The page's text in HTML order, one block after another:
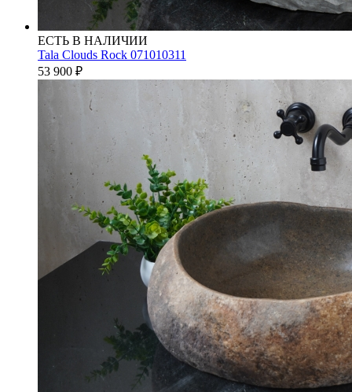
ЕСТЬ В НАЛИЧИИ
Tala Clouds Rock 071010311
53 900 ₽